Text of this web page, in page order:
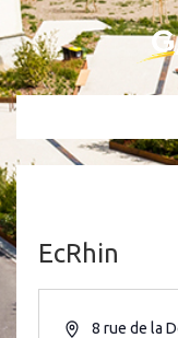
EcRhin
A
8 rue de la